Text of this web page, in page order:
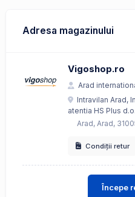
Adresa magazinului
Vigoshop.ro
Arad
Intravilan Arad,
atentia HS Plus
Arad, Arad,
Condiții retur
Începe